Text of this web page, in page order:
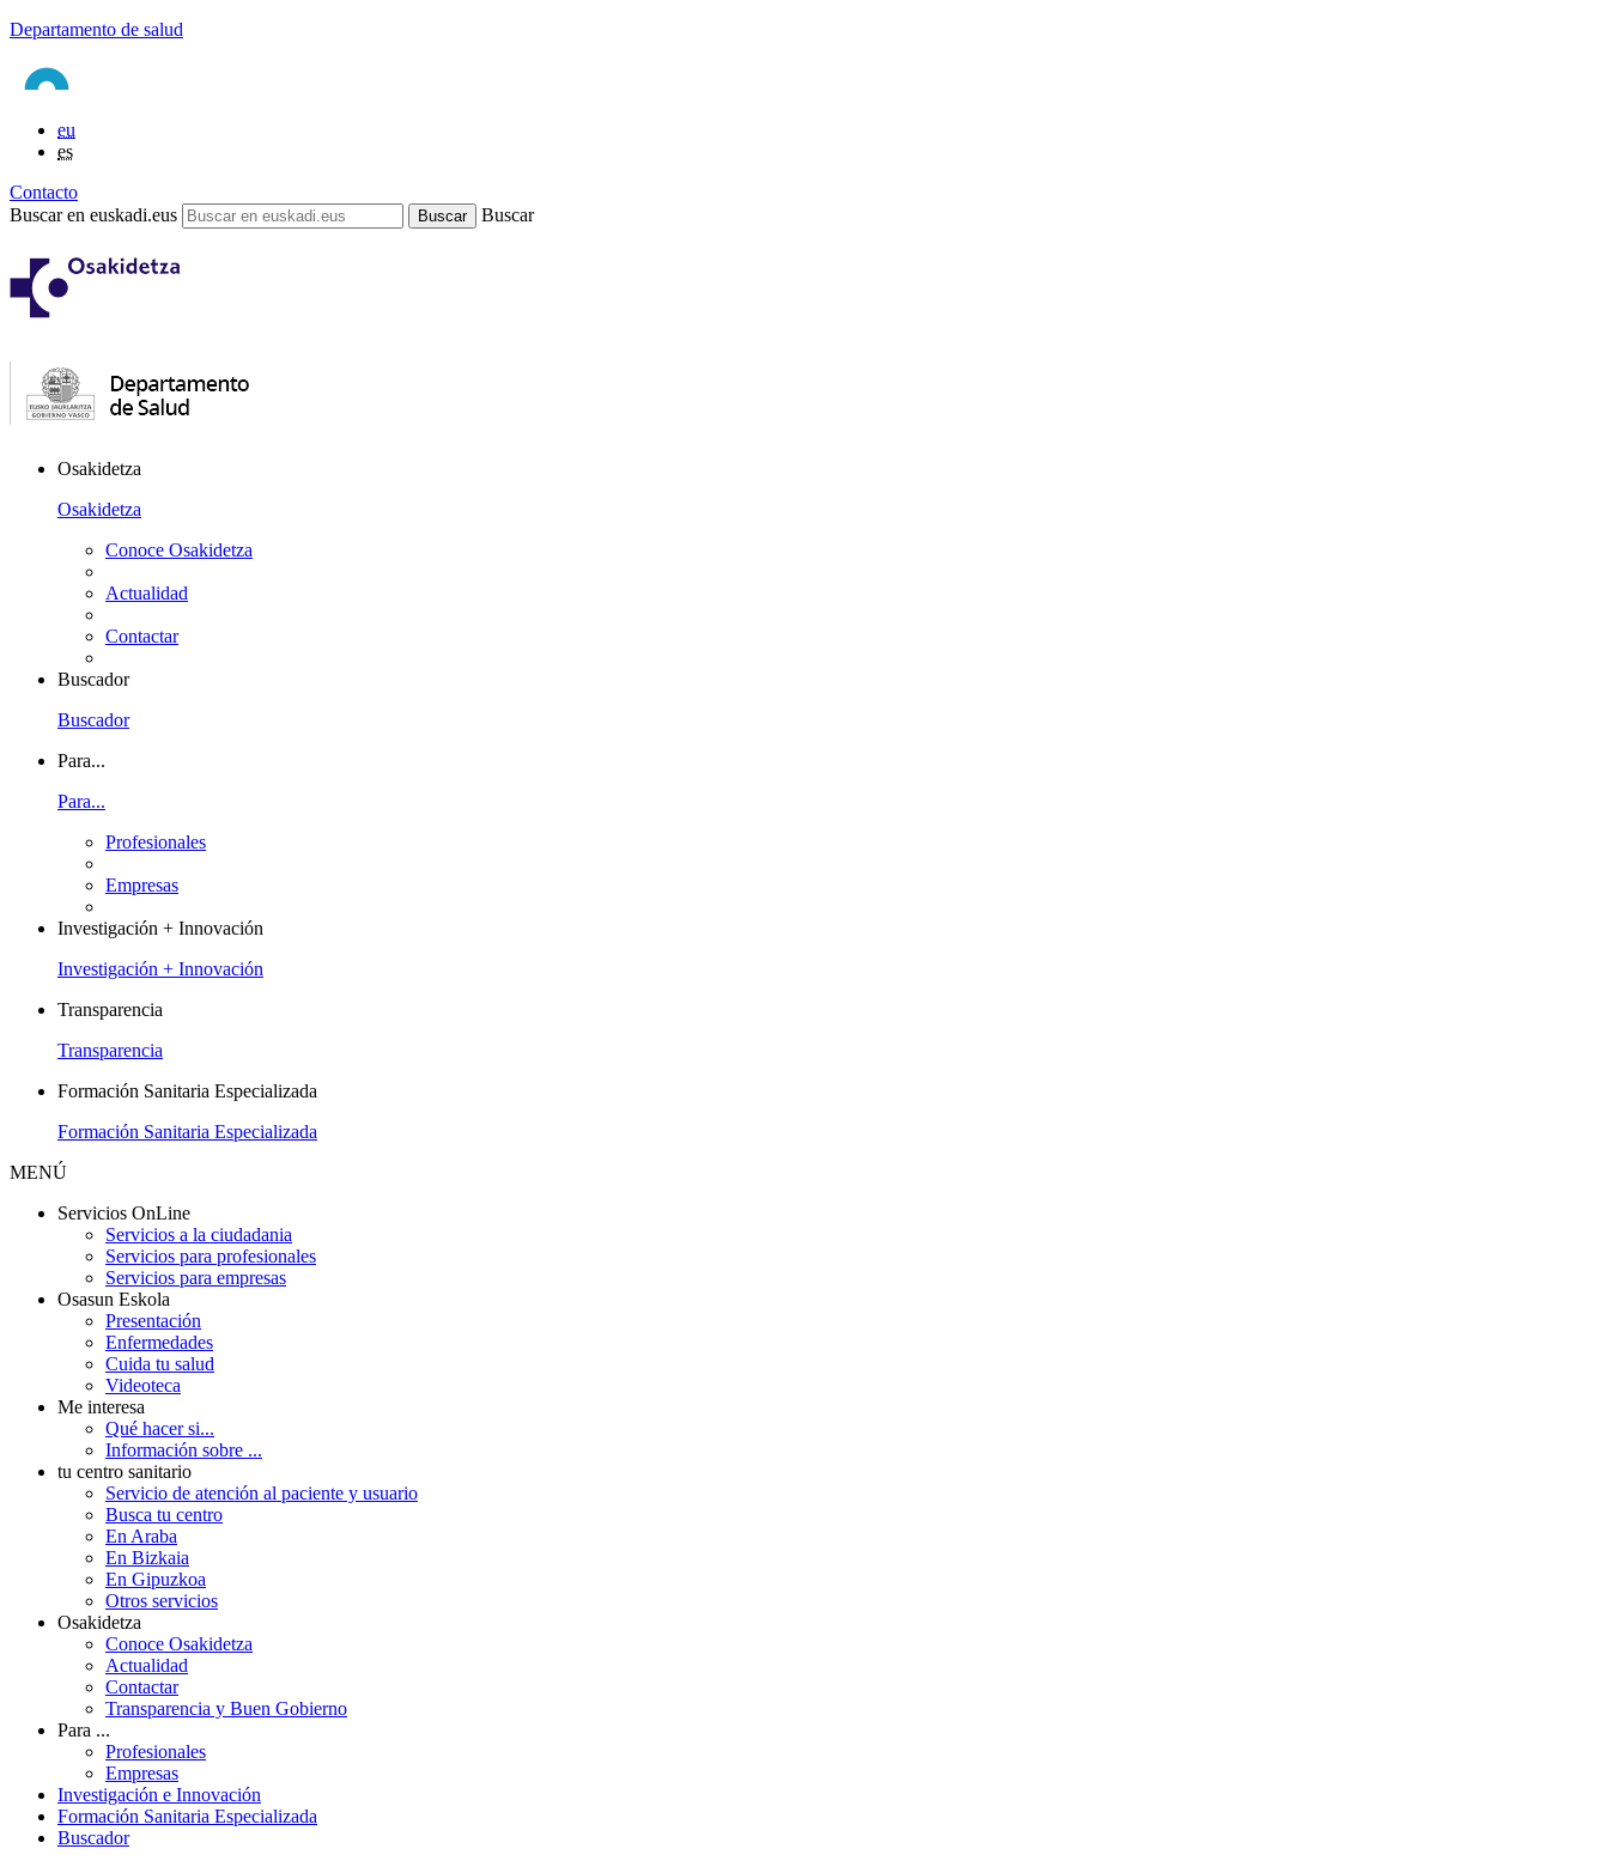
Departamento de salud
eu
es
Contacto
Buscar en euskadi.eus
Buscar
Osakidetza
Osakidetza
Conoce Osakidetza
Actualidad
Contactar
Buscador
Buscador
Para...
Para...
Profesionales
Empresas
Investigación + Innovación
Investigación + Innovación
Transparencia
Transparencia
Formación Sanitaria Especializada
Formación Sanitaria Especializada
MENÚ
Servicios OnLine
Servicios a la ciudadania
Servicios para profesionales
Servicios para empresas
Osasun Eskola
Presentación
Enfermedades
Cuida tu salud
Videoteca
Me interesa
Qué hacer si...
Información sobre ...
tu centro sanitario
Servicio de atención al paciente y usuario
Busca tu centro
En Araba
En Bizkaia
En Gipuzkoa
Otros servicios
Osakidetza
Conoce Osakidetza
Actualidad
Contactar
Transparencia y Buen Gobierno
Para ...
Profesionales
Empresas
Investigación e Innovación
Formación Sanitaria Especializada
Buscador